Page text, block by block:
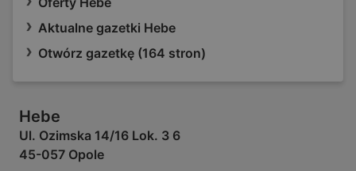
Aktualne gazetki Hebe
Otwórz gazetkę (164 stron)
Hebe
Ul. Ozimska 14/16 Lok. 3 6
45-057 Opole